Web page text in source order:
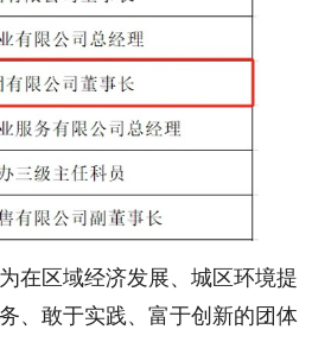
在区域经济发展、城区环境提
、敢于实践、富于创新的团体